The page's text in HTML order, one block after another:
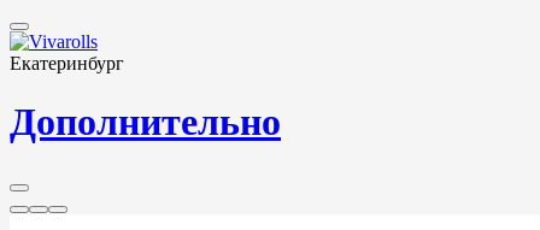
Екатеринбург
Дополнительно